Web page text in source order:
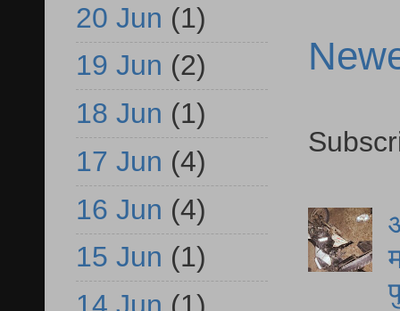
20 Jun (1)
19 Jun (2)
18 Jun (1)
17 Jun (4)
16 Jun (4)
15 Jun (1)